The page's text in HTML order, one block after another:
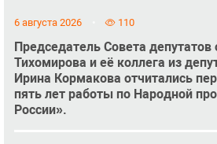
6 августа 2026 110
Председатель Совета депутатов
Тихомирова и её коллега из
Ирина Кормакова отчитались
пять лет работы по Народной
России».